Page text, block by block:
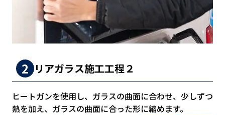
リアガラス施工工程２
ヒートガンを使用し、ガラスの曲面に合わせ、少しずつ
熱を加え、ガラスの曲面に合った形に縮めます。